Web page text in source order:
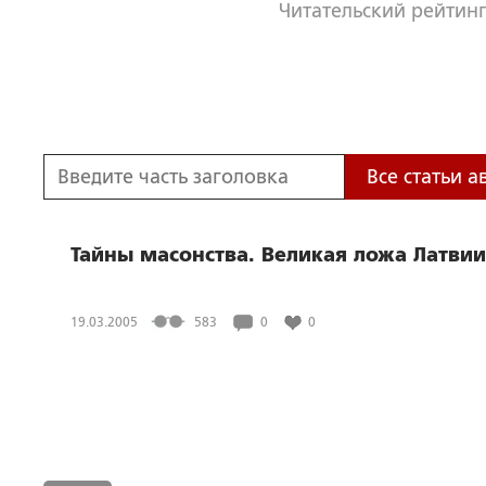
Читательский
Все статьи
Тайны масонства. Великая ложа Латвии
19.03.2005 583 0 0